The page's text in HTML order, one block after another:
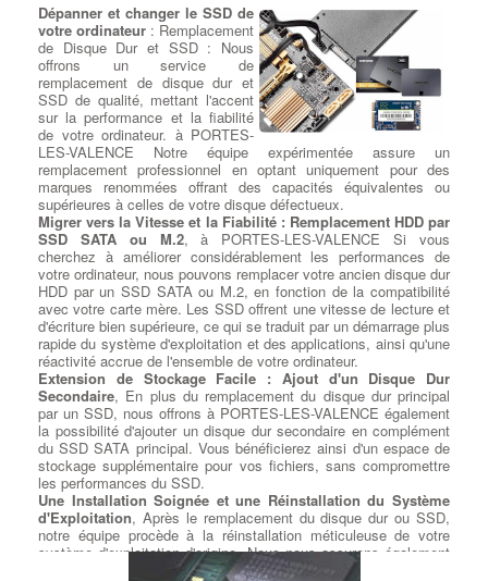
Dépanner et changer le SSD de
votre ordinateur : Remplacement
de Disque Dur et SSD : Nous
offrons un service de
remplacement de disque dur et
SSD de qualité, mettant l'accent
sur la performance et la fiabilité
de votre ordinateur. à PORTES-
LES-VALENCE Notre équipe expérimentée assure un
remplacement professionnel en optant uniquement pour des
marques renommées offrant des capacités équivalentes ou
supérieures à celles de votre disque défectueux.
Migrer vers la Vitesse et la Fiabilité : Remplacement HDD par
SSD SATA ou M.2, à PORTES-LES-VALENCE Si vous
cherchez à améliorer considérablement les performances de
votre ordinateur, nous pouvons remplacer votre ancien disque dur
HDD par un SSD SATA ou M.2, en fonction de la compatibilité
avec votre carte mère. Les SSD offrent une vitesse de lecture et
d'écriture bien supérieure, ce qui se traduit par un démarrage plus
rapide du système d'exploitation et des applications, ainsi qu'une
réactivité accrue de l'ensemble de votre ordinateur.
Extension de Stockage Facile : Ajout d'un Disque Dur
Secondaire, En plus du remplacement du disque dur principal
par un SSD, nous offrons à PORTES-LES-VALENCE également
la possibilité d'ajouter un disque dur secondaire en complément
du SSD SATA principal. Vous bénéficierez ainsi d'un espace de
stockage supplémentaire pour vos fichiers, sans compromettre
les performances du SSD.
Une Installation Soignée et une Réinstallation du Système
d'Exploitation, Après le remplacement du disque dur ou SSD,
notre équipe procède à la réinstallation méticuleuse de votre
système d'exploitation d'origine. Nous nous assurons également
de respecter la licence utilisateur du client pour une expérience